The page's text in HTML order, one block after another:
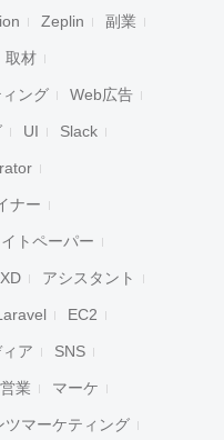
Zeplin 副業
取材
ング Web広告
UI Slack
ナー
トペーパー
XD アシスタント
EC2
ア SNS
業 マーケ
ツマーケティング